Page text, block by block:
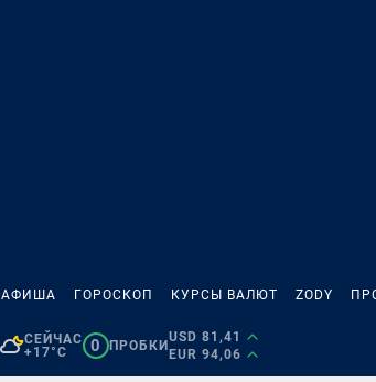
АФИША ГОРОСКОП КУРСЫ ВАЛЮТ ZODY
СЕЙЧАС
+17°C
0 ПРОБКИ
USD 81,41
EUR 94,06